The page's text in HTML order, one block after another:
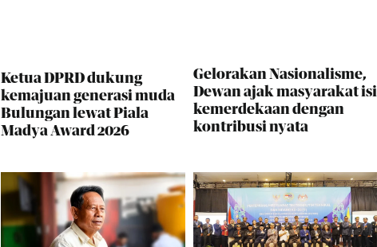
Ketua DPRD dukung
kemajuan generasi muda
Bulungan lewat Piala
Madya Award 2026
Gelorakan Nasionalisme,
Dewan ajak masyarakat isi
kemerdekaan dengan
kontribusi nyata